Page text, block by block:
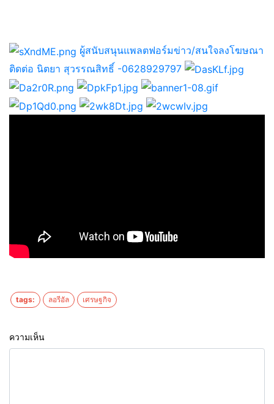
ผู้สนับสนุนแพลตฟอร์มข่าว/สนใจลงโฆษณา
ติดต่อ นิตยา สุวรรณสิทธิ์ -0628929797
tags: ลอรีอัล เศรษฐกิจ
ความเห็น